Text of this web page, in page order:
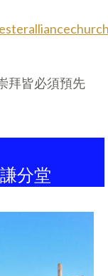
拜皆必須預先
分堂